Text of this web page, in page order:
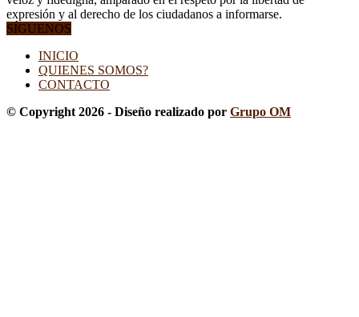
expresión y al derecho de los ciudadanos a informarse.
SÍGUENOS
INICIO
QUIENES SOMOS?
CONTACTO
© Copyright 2026 - Diseño realizado por Grupo OM